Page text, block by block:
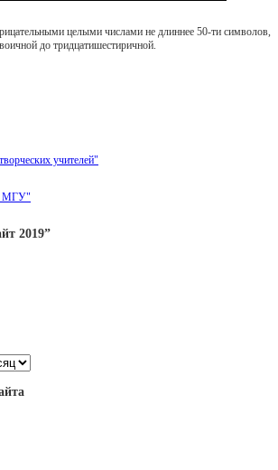
целыми числами не длиннее 50-ти символов,
до тридцатишестиричной.
учителей"
МГУ"
2019”